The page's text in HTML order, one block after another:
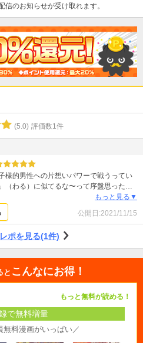
信のお知らせが受け取れます。
(5.0) 評価数1件
様的男性への片想いパワーで戦うってい
（わる）に似てるな〜って序盤思ったけ
持っている分よりファンタジックです
せになって欲しいです）
もっと見る▼
公開日:2021/11/15
ポを見る(1件)
と こんなにお得！
もっと無料が読める！
で無料増量
無料漫画がいっぱい／